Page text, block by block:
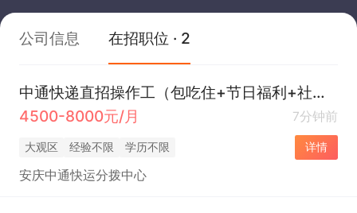
公司信息 在招职位 · 2
中通快递直招操作工（包吃住+节日福利+社保）
4500-8000元/月
7分钟前
大观区 经验不限 学历不限 详情
安庆中通快运分拨中心